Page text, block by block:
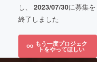
し、 2023/07/30に募集を
終了しました
もう一度プロジェク
トをやってほしい